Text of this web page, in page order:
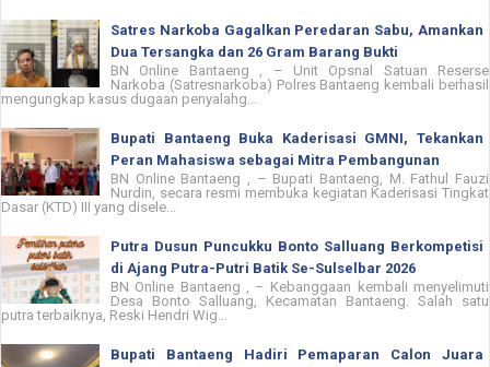
Satres Narkoba Gagalkan Peredaran Sabu, Amankan
Dua Tersangka dan 26 Gram Barang Bukti
BN Online Bantaeng , – Unit Opsnal Satuan Reserse
Narkoba (Satresnarkoba) Polres Bantaeng kembali berhasil
mengungkap kasus dugaan penyalahg...
Bupati Bantaeng Buka Kaderisasi GMNI, Tekankan
Peran Mahasiswa sebagai Mitra Pembangunan
BN Online Bantaeng , – Bupati Bantaeng, M. Fathul Fauzi
Nurdin, secara resmi membuka kegiatan Kaderisasi Tingkat
Dasar (KTD) III yang disele...
Putra Dusun Puncukku Bonto Salluang Berkompetisi
di Ajang Putra-Putri Batik Se-Sulselbar 2026
BN Online Bantaeng , – Kebanggaan kembali menyelimuti
Desa Bonto Salluang, Kecamatan Bantaeng. Salah satu
putra terbaiknya, Reski Hendri Wig...
Bupati Bantaeng Hadiri Pemaparan Calon Juara